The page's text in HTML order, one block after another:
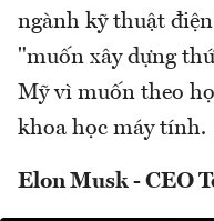
ngành kỹ thuật
"muốn xây dựng
Mỹ vì muốn theo
khoa học máy tính.
Elon Musk - CEO